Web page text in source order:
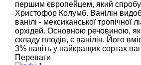
першим європейцем, який
Христофор Колумб. Ванілін
ванілі - мексиканської тропічної
орхідей. Основною речовиною,
складу плодів, є ванілін. Його
3% навіть у найкращих сортах
Переваги